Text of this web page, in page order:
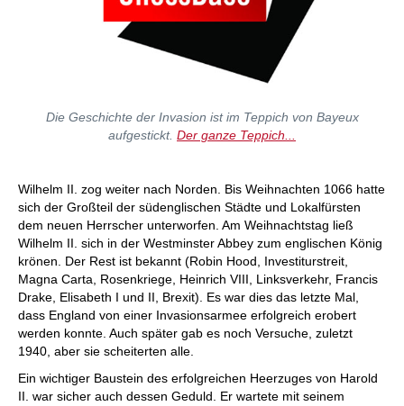
Die Geschichte der Invasion ist im Teppich von Bayeux
aufgestickt. Der ganze Teppich...
Wilhelm II. zog weiter nach Norden. Bis Weihnachten 1066 hatte
sich der Großteil der südenglischen Städte und Lokalfürsten
dem neuen Herrscher unterworfen. Am Weihnachtstag ließ
Wilhelm II. sich in der Westminster Abbey zum englischen König
krönen. Der Rest ist bekannt (Robin Hood, Investiturstreit,
Magna Carta, Rosenkriege, Heinrich VIII, Linksverkehr, Francis
Drake, Elisabeth I und II, Brexit). Es war dies das letzte Mal,
dass England von einer Invasionsarmee erfolgreich erobert
werden konnte. Auch später gab es noch Versuche, zuletzt
1940, aber sie scheiterten alle.
Ein wichtiger Baustein des erfolgreichen Heerzuges von Harold
II. war sicher auch dessen Geduld. Er wartete mit seinem